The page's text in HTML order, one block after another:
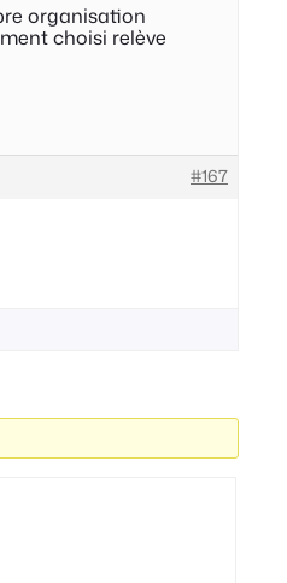
organisation
choisi relève
#167